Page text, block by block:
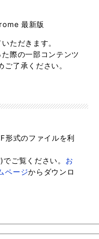
最新版
ただきます。
際の一部コンテンツ
了承ください。
形式のファイルを利
ご覧ください。 お
ページからダウンロ